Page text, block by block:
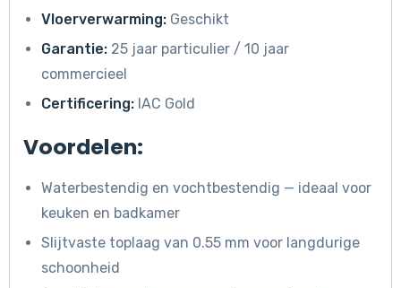
Vloerverwarming: Geschikt
Garantie: 25 jaar particulier / 10 jaar
commercieel
Certificering: IAC Gold
Voordelen:
Waterbestendig en vochtbestendig — ideaal voor
keuken en badkamer
Slijtvaste toplaag van 0.55 mm voor langdurige
schoonheid